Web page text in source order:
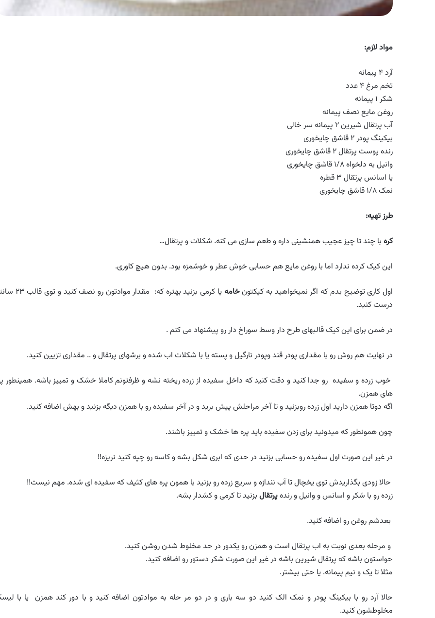
مواد لازم:
آرد ۴ پیمانه
تخم مرغ ۴ عدد
شکر ۱ پیمانه
روغن مایع نصف پیمانه
آب پرتقال شیرین ۲ پیمانه سر خالی
بیکینگ پودر ۲ قاشق چایخوری
رنده پوست پرتقال ۲ قاشق چایخوری
وانیل به دلخواه ۱/۸ قاشق چایخوری
یا اسانس پرتقال ۳ قطره
نمک ۱/۸ قاشق چایخوری
طرز تهیه:
کره با چند تا چیز عجیب همنشینی داره و طعم سازی می کنه. شکلات و پرتقال…
این کیک کرده ندارد اما با روغن مایع هم حسابی خوش عطر و خوشمزه بود. بدون هیچ کاوری.
اول کاری توضیح بدم که اگر نمیخواهید به کیکتونخامه
یا کرمی بزنید بهتره که: مقدار موادتون
درست کنید.
در ضمن برای این کیک قالبهای طرح دار وسط سوراخ دار رو پیشنهاد می کنم .
در نهایت هم روش رو با مقداری پودر قند وپودر نارگیل و پسته یا با شکلات اب شده و برشهای پرتقال و .. مقداری تزیین کنید.
خوب زرده و سفیده رو جدا کنید و دقت کنید که داخل سفیده از زرده ریخته نشه و ظرفتونم کاملا خشک و تمییز باشه. همینطور
های همزن.
اگه دوتا همزن دارید اول زرده روبزنید و تا آخر مراحلش پیش برید و در آخر سفیده رو با همزن دیگه بزنید و بهش اضافه کنید.
چون همونطور که میدونید برای زدن سفیده باید پره ها خشک و تمییز باشند.
در غیر این صورت اول سفیده رو حسابی بزنید در حدی که ابری شکل بشه و کاسه رو چپه کنید نریزه!!
حالا زودی بگذاریدش توی یخچال تا آب نندازه و سریع زرده رو بزنید با همون پره های کثیف که سفیده ای شده. مهم نیست!!
زرده رو با شکر و اسانس و وانیل و رندهپرتقال بزنید تا کرمی و کشدار بشه.
بعدشم روغن رو اضافه کنید.
و مرحله بعدی نوبت به اب پرتقال است و همزن رو یکدور در حد مخلوط شدن روشن کنید.
حواستون باشه که پرتقال شیرین باشه در غیر این صورت شکر دستور رو اضافه کنید.
مثلا تا یک و نیم پیمانه. یا حتی بیشتر.
حالا آرد رو با بیکینگ پودر و نمک الک کنید دو سه باری و در دو مر حله به موادتون اضافه کنید و با دور کند همزن یا با
مخلوطشون کنید.